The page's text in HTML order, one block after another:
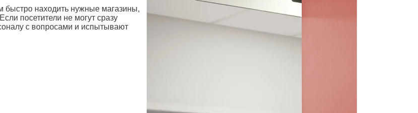
быстро находить нужные магазины,
посетители не могут сразу
с вопросами и испытывают